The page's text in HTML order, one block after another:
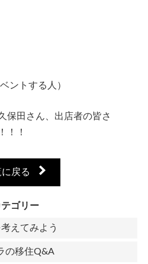
ントする人）
保田さん、出店者の皆さ
！！
戻る
テゴリー
えてみよう
の移住Q&A